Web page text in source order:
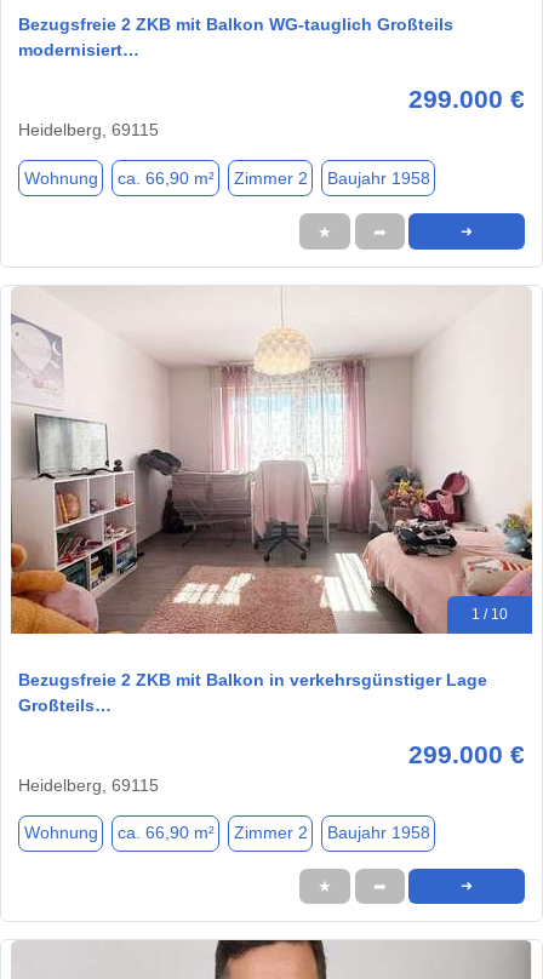
Bezugsfreie 2 ZKB mit Balkon WG-tauglich Großteils
modernisiert…
299.000 €
Heidelberg, 69115
Wohnung ca. 66,90 m² Zimmer 2 Baujahr 1958
★ ➦ ➜
1 / 10
Bezugsfreie 2 ZKB mit Balkon in verkehrsgünstiger Lage
Großteils…
299.000 €
Heidelberg, 69115
Wohnung ca. 66,90 m² Zimmer 2 Baujahr 1958
★ ➦ ➜